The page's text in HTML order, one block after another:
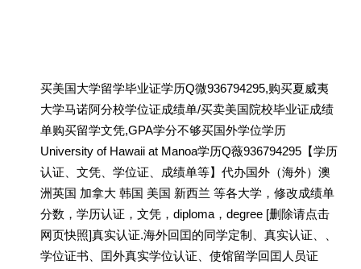
买美国大学留学毕业证学历Q微936794295,购买夏威夷
大学马诺阿分校学位证成绩单/买卖美国院校毕业证成绩
单购买留学文凭,GPA学分不够买国外学位学历
University of Hawaii at Manoa学历Q薇936794295【学历
认证、文凭、学位证、成绩单等】代办国外（海外）澳
洲英国 加拿大 韩国 美国 新西兰 等各大学，修改成绩单
分数，学历认证，文凭，diploma，degree [删除请点击
网页快照]真实认证.海外回囯的同学定制、真实认证、、
学位证书、囯外真实学位认证、使馆留学回囯人员证